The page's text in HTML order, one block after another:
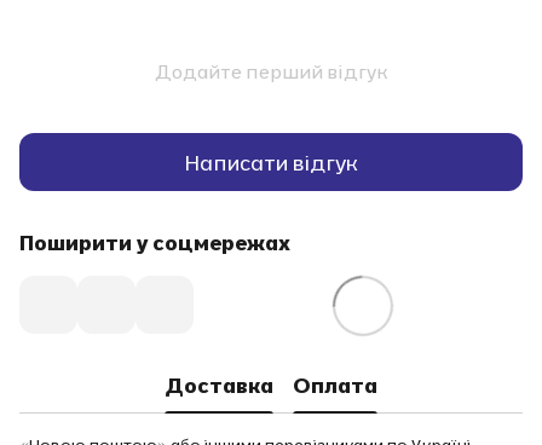
Додайте перший відгук
Написати відгук
Поширити у соцмережах
Доставка Оплата